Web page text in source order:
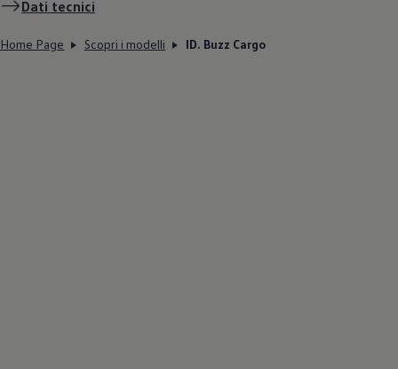
Dati tecnici
Home Page Scopri i modelli ID. Buzz Cargo